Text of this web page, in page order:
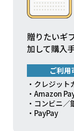
贈りたいギ
加して購入
ご利用
・クレジット
・Amazon
・コンビニ／
・PayPay